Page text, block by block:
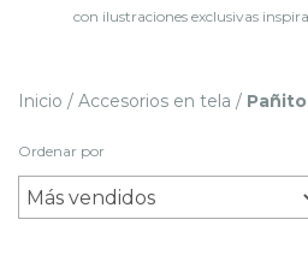
con ilustraciones exclusivas
Inicio / Accesorios en tela /
Ordenar por